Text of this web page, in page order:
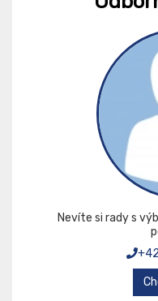
Nevíte si rady s